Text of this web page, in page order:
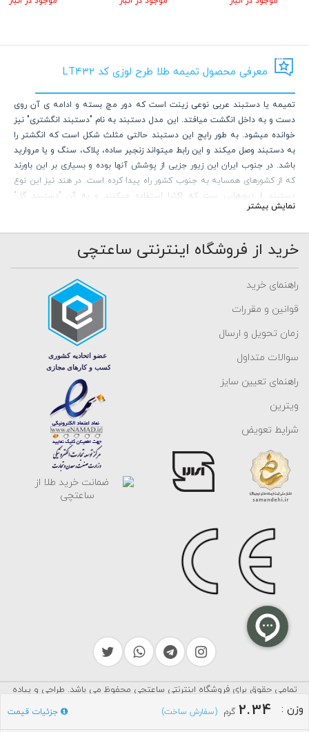
وزن :
2.34 گرم (سفارش ساخت) جزئیات قیمت
معرفی محصول تمیمه طلا طرح لوزی کد LT432
تمیمه یا دستبند عربی نوعی زینت است که دور مچ بسته و ادامه ی آن روی
دست و به داخل انگشت میافتد. این مدل دستبند به نام "دستبند انگشتری" نیز
خوانده میشود. به طور رایج این دستبند حالتی مثلث شکل است که انگشتر را
به دستبند وصل میکند و این رابط میتواند زنجیر ساده، پلاک، سنگ و یا مروارید
باشد. در جنوب ایران این زیور جزیی از پوشش آنها بوده و بسیاری بر این باورند
که از کشورهای همسایه به جنوب کشور راه پیدا کرده است. در هند نیز این نوع
دستبند از زیورهایی ست که اکثرا استفاده میکنند و به آن "دستبند گل"
میگویند. در این کشور این دستبند بیشتر با طراحی گل نیلوفر است که دلیل نام
امروزه این زیور طرفداران زیادی پیدا کرده و با انواع فلزات و حتی جواهر نیز
ساخته میشود.
نمایش بیشتر
خرید از فروشگاه اینترنتی ساعتچی
راهنمای خرید
قوانین و مقررات
زمان تحویل و ارسال
سوالات متداول
راهنمای تعیین سایز
ویترین
شرایط تعویض
تمامی حقوق برای فروشگاه اینترنتی ساعتچی محفوظ می باشد. طراحی و پیاده
سازی توسط